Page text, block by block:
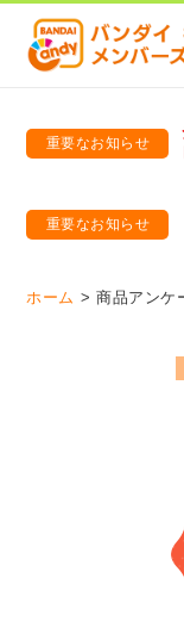
重要なお知らせ
重要なお知らせ
ホーム 商品アンケ